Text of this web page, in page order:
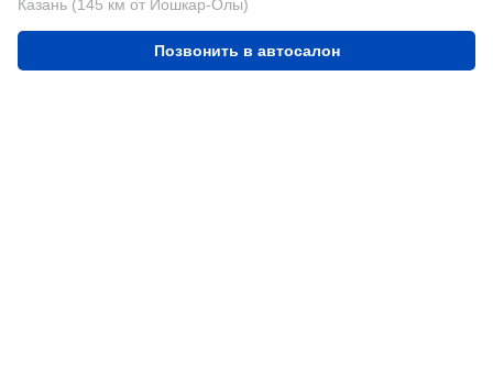
Казань (145 км от Йошкар-Олы)
Позвонить в автосалон